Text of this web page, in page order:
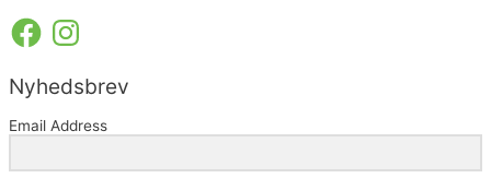
FacebookInstagram
Nyhedsbrev
Email Address